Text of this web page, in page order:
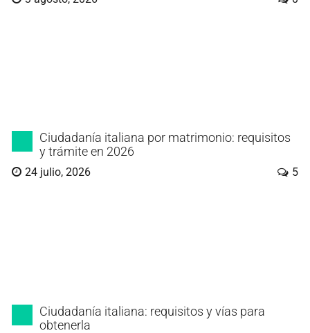
Ciudadanía italiana por matrimonio: requisitos
y trámite en 2026
24 julio, 2026 5
Ciudadanía italiana: requisitos y vías para
obtenerla